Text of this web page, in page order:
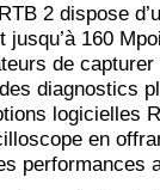
2 dispose
jusqu’à 160
de
diagnostics
logicielles
en
performances